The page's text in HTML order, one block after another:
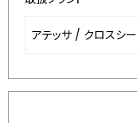
アテッサ / クロスシー